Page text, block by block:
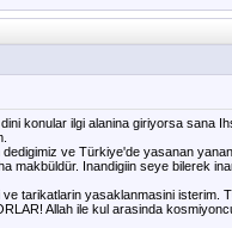
konular ilgi alanina giriyorsa sana
ve Türkiye'de yasanan
makbüldür. Inandigiin seye bilerek
tarikatlarin yasaklanmasini isterim.
Allah ile kul arasinda